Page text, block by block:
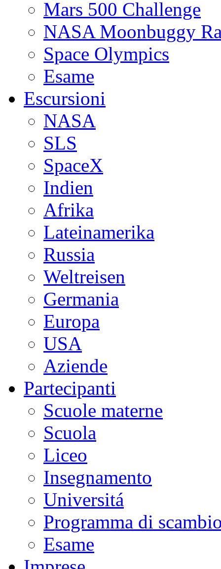
Mars 500 Challenge
NASA Moonbuggy
Space Olympics
Esame
Escursioni
NASA
SLS
SpaceX
Indien
Afrika
Lateinamerika
Russia
Weltreisen
Germania
Europa
USA
Aziende
Partecipanti
Scuole materne
Scuola
Liceo
Insegnamento
Universitá
Programma di
Esame